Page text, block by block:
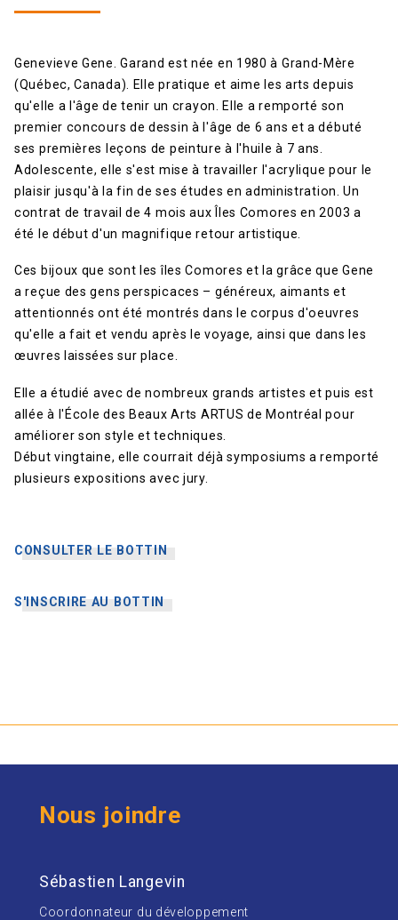
Genevieve Gene. Garand est née en 1980 à Grand-Mère
(Québec, Canada). Elle pratique et aime les arts depuis
qu'elle a l'âge de tenir un crayon. Elle a remporté son
premier concours de dessin à l'âge de 6 ans et a débuté
ses premières leçons de peinture à l'huile à 7 ans.
Adolescente, elle s'est mise à travailler l'acrylique pour le
plaisir jusqu'à la fin de ses études en administration. Un
contrat de travail de 4 mois aux Îles Comores en 2003 a
été le début d'un magnifique retour artistique.
Ces bijoux que sont les îles Comores et la grâce que Gene
a reçue des gens perspicaces – généreux, aimants et
attentionnés ont été montrés dans le corpus d'oeuvres
qu'elle a fait et vendu après le voyage, ainsi que dans les
œuvres laissées sur place.
Elle a étudié avec de nombreux grands artistes et puis est
allée à l'École des Beaux Arts ARTUS de Montréal pour
améliorer son style et techniques.
Début vingtaine, elle courrait déjà symposiums a remporté
plusieurs expositions avec jury.
CONSULTER LE BOTTIN
S'INSCRIRE AU BOTTIN
Nous joindre
Sébastien Langevin
Coordonnateur du développement